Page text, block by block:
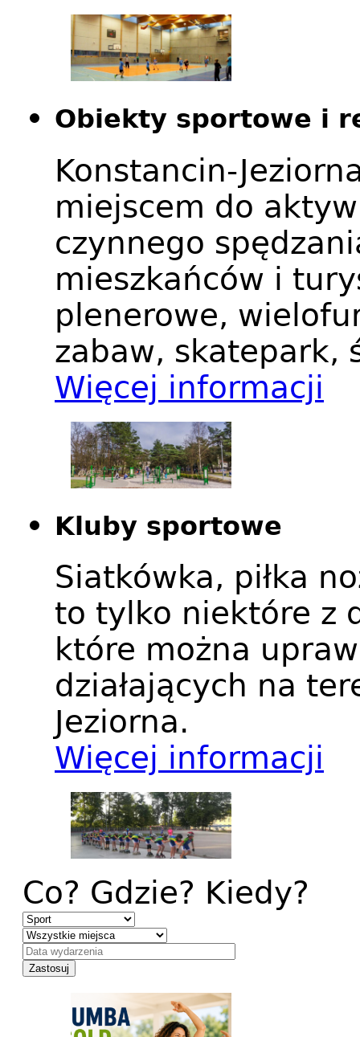
Obiekty sportowe i
Konstancin-
miejscem do
czynnego
mieszkańców i
plenerowe,
zabaw, skatepark,
Więcej informacji
Kluby sportowe
Siatkówka, piłka
to tylko niektóre z
które można
działających na
Jeziorna.
Więcej informacji
Co? Gdzie? Kiedy?